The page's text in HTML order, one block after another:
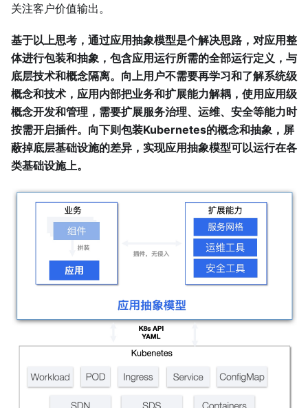
关注客户价值输出。
基于以上思考，通过应用抽象模型是个解决思路，对应用整
体进行包装和抽象，包含应用运行所需的全部运行定义，与
底层技术和概念隔离。向上用户不需要再学习和了解系统级
概念和技术，应用内部把业务和扩展能力解耦，使用应用级
概念开发和管理，需要扩展服务治理、运维、安全等能力时
按需开启插件。向下则包装Kubernetes的概念和抽象，屏
蔽掉底层基础设施的差异，实现应用抽象模型可以运行在各
类基础设施上。